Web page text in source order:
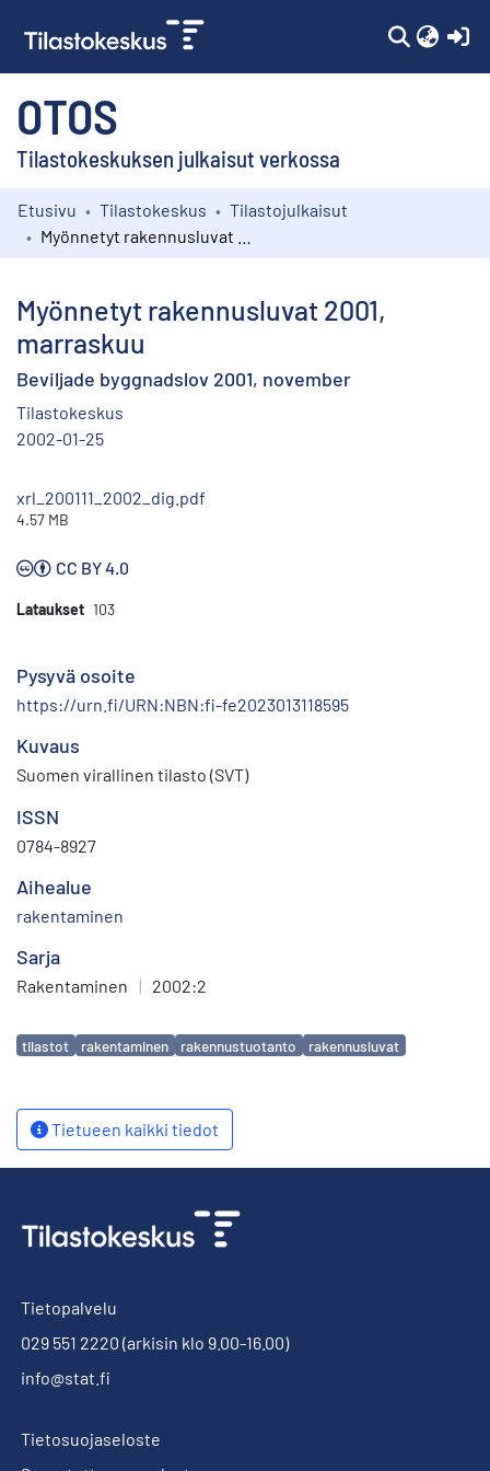
OTOS
Tilastokeskuksen julkaisut verkossa
Kokoelmat
Etusivu Tilastokeskus
Tilastojulkaisut
Myönnetyt rakennusluvat 2001,
marraskuu
Beviljade byggnadslov 2001, november
Tilastokeskus
2002-01-25
xrl_200111_2002_dig.pdf
4.57 MB
CC BY 4.0
Lataukset 103
Pysyvä osoite
https://urn.fi/URN:NBN:fi-fe2023013118595
Kuvaus
Suomen virallinen tilasto (SVT)
ISSN
0784-8927
Aihealue
rakentaminen
Sarja
Rakentaminen | 2002:2
Avainsanat
tilastot rakentaminen rakennustuotanto rakennusluvat
Tietueen kaikki tiedot
Tietopalvelu
029 551 2220 (arkisin klo 9.00-16.00)
info@stat.fi
Tietosuojaseloste